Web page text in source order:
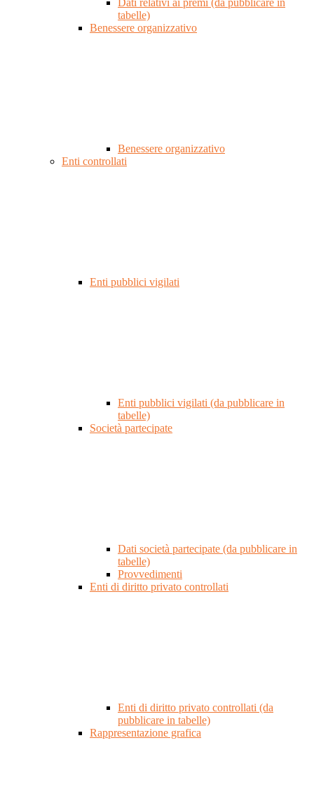
Dati relativi ai premi (da pubblicare in
tabelle)
Benessere organizzativo
Benessere organizzativo
Enti controllati
Enti pubblici vigilati
Enti pubblici vigilati (da pubblicare in
tabelle)
Società partecipate
Dati società partecipate (da pubblicare in
tabelle)
Provvedimenti
Enti di diritto privato controllati
Enti di diritto privato controllati (da
pubblicare in tabelle)
Rappresentazione grafica